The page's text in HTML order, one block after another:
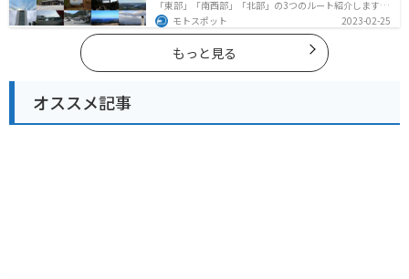
「東部」「南西部」「北部」の3つのルート紹介します。
標高の高いスカイラインからリアス式海岸まであるの
で、飽きることなくツーリングを堪能できます。バイク
で三重県にツーリングに行く際は参考にしてください。
モトスポット 2023-02-25
もっと見る
オススメ記事